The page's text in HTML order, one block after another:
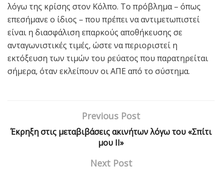
λόγω της κρίσης στον Κόλπο. Το πρόβλημα – όπως
επεσήμανε ο ίδιος – που πρέπει να αντιμετωπιστεί
είναι η διασφάλιση επαρκούς αποθήκευσης σε
ανταγωνιστικές τιμές, ώστε να περιοριστεί η
εκτόξευση των τιμών του ρεύατος που παρατηρείται
σήμερα, όταν εκλείπουν οι ΑΠΕ από το σύστημα.
Previous Post
Έκρηξη στις μεταβιβάσεις ακινήτων λόγω του «Σπίτι
μου ΙΙ»
Next Post